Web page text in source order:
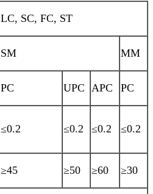
LC, SC, FC, ST
SM MM
PC UPC APC PC
≤0.2 ≤0.2 ≤0.2 ≤0.2
≥45 ≥50 ≥60 ≥30